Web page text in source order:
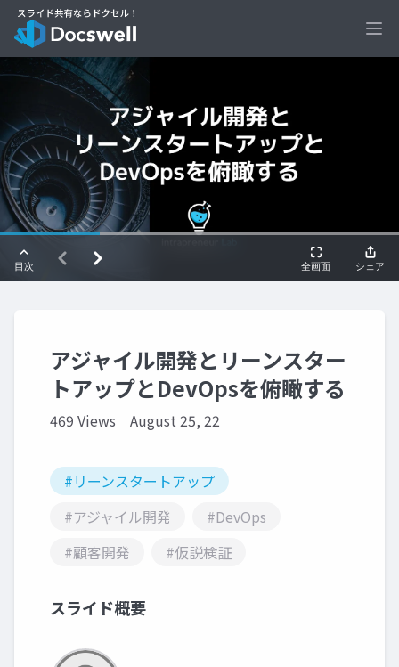
アジャイル開発とリーンスター
トアップとDevOpsを俯瞰する
469 Views August 25, 22
#リーンスタートアップ
#アジャイル開発
#DevOps
#顧客開発
#仮説検証
スライド概要